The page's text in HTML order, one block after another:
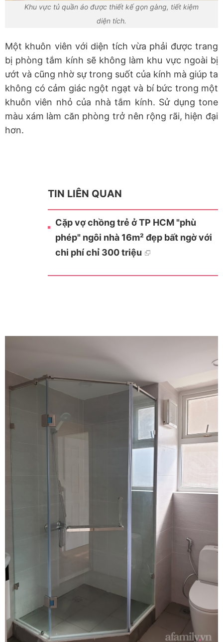
Khu vực tủ quần áo được thiết kế gọn gàng, tiết kiệm
diện tích.
Một khuôn viên với diện tích vừa phải được trang
bị phòng tắm kính sẽ không làm khu vực ngoài bị
ướt và cũng nhờ sự trong suốt của kính mà giúp ta
không có cảm giác ngột ngạt và bí bức trong một
khuôn viên nhỏ của nhà tắm kính. Sử dụng tone
màu xám làm căn phòng trở nên rộng rãi, hiện đại
hơn.
TIN LIÊN QUAN
Cặp vợ chồng trẻ ở TP HCM "phù
phép" ngôi nhà 16m² đẹp bất ngờ với
chi phí chỉ 300 triệu